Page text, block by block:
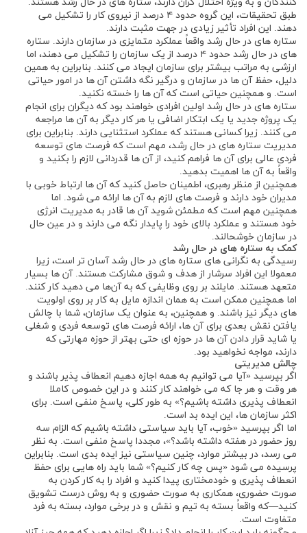
طبق تحقیقات، این گروه حدود ۴ درصد از نیروی کار را تشکیل می‌
دهند. این افراد تأثیر زیادی در جهت مثبت دارند.
ستاره ‌های در حال رشد واقعاً عملکرد متمایزی در سازمان دارند. ستاره
‌های در حال رشد حدود ۴ درصد از یک سازمان را تشکیل می ‌دهند، اما
ارزشی به مراتب بیشتر برای سازمان ایجاد می‌ کنند. بنابراین به همین
دلیل، حفظ آن‌ ها در سازمان و درگیر نگه ‌داشتن آن‌ ها در امور حیاتی
است. و همچنین حیاتی است که آن ‌ها را خسته نکنید.
ستاره‌ های در حال رشد اولین افرادی خواهند بود که دیگران برای انجام
یک پروژه جدید یا یک ابتکار اضافی یا هر کار دیگر به آن‌ ها مراجعه
می‌ کنند. زیرا کسانی هستند که عملکرد استثنایی دارند. بنابراین برای
مدیریت ستاره‌ های در حال رشد، مهم است که فرصت ‌های توسعه
فردی عالی برای آن‌ ها فراهم کنید، از آن ‌ها قدردانی لازم را بکنید و
واقعاً به آن‌ ها اهمیت بدهید.
همچنین از منظر رهبری، اطمینان حاصل کنید که آن‌ ها ارتباط خوبی با
مدیران خود دارند و فرصت ‌های لازم به آن ‌ها ارائه می ‌شود. اما
همچنین مهم است که مطمئن شوید آن‌ ها قادر به مدیریت انرژی
خود هستند و عملکرد بالای خود را پایدار نگه می دارند و در عین حال
در سازمان خوشحالند.
کمک به ستاره‌ های در حال رشد
رسیدگی به نگرانی ‌های ستاره‌ های در حال رشد آسان‌ تر است، زیرا
معمولا این افراد سرشار از هدف و شوق مشارکت هستند. آن‌ ها بسیار
متعهد هستند. مایلند بر روی وظایفی که به آن‌ها می­ دهید کار کنند.
اما همچنین ممکن است به همان اندازه مایل به کار بر روی اولویت
‌های دیگر نیز باشند. و همچنین، به عنوان یک سازمان، شما با چالش
یافتن نقش بعدی برای آن ‌ها، ارائه فرصت ‌های توسعه فردی و شغلی
یا شاید قرار دادن آن ‌ها در حوزه ای حتی بهتر از حوزه مهارتی که
دارند، مواجه نخواهید بود.
چالش مدیریتی
اگر بپرسید «آیا می ‌توانیم به همه اجازه دهیم انعطاف ‌پذیر باشند و
هر وقت و هر جا که می‌ خواهند کار کنند و در این خصوص کاملا
انعطاف ‌پذیری داشته باشیم؟» به طور کلی، پاسخ منفی است. برای
اکثر سازمان ‌ها، این ایده بد است.
اما اگر بپرسید «خوب، آیا باید سیاستی داشته باشیم که الزام سه
روز حضور در هفته داشته باشد؟»، مجددا پاسخ منفی است. به نظر
می ‌رسد، در بیشتر موارد، چنین سیاستی نیز ایده بدی است. بنابراین
‌پرسیده می شود «پس چه کار کنیم؟» شما باید راه ‌هایی برای حفظ
انعطاف ‌پذیری و خودمختاری پیدا کنید و افراد را به کار کردن به‌
صورت حضوری، همکاری به‌ صورت حضوری و به روش درست تشویق
کنید—که واقعاً بسته به تیم و نقش و در برخی موارد، بسته به فرد
متفاوت است.